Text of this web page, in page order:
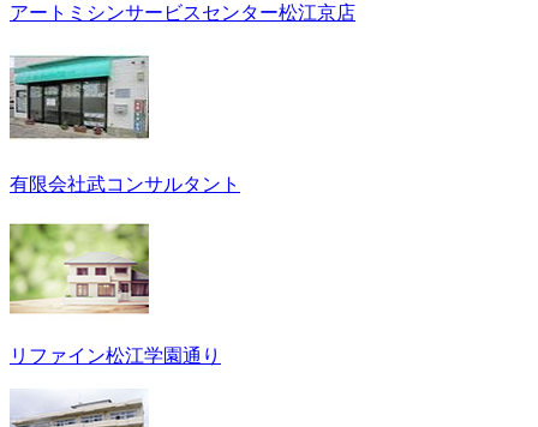
アートミシンサービスセンター松江京店
有限会社武コンサルタント
リファイン松江学園通り